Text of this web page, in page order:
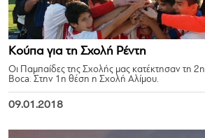
Κούπα για τη Σχολή Ρέντη
Οι Παμπαίδες της Σχολής μας κατέκτησαν τη
Boca. Στην 1η θέση η Σχολή Αλίμου.
09.01.2018